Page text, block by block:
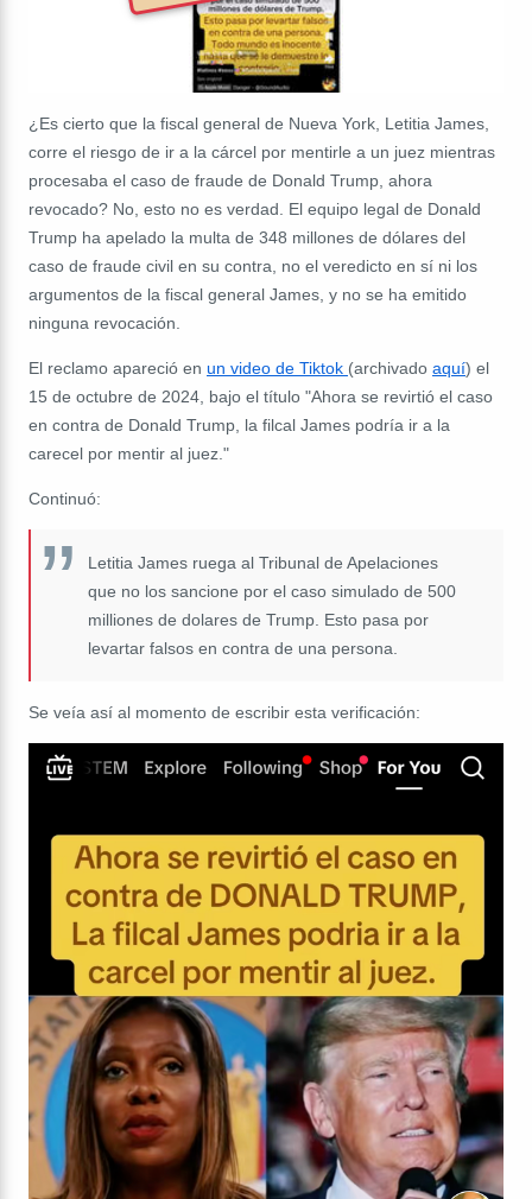
¿Es cierto que la fiscal general de Nueva York, Letitia James,
corre el riesgo de ir a la cárcel por mentirle a un juez mientras
procesaba el caso de fraude de Donald Trump, ahora
revocado? No, esto no es verdad. El equipo legal de Donald
Trump ha apelado la multa de 348 millones de dólares del
caso de fraude civil en su contra, no el veredicto en sí ni los
argumentos de la fiscal general James, y no se ha emitido
ninguna revocación.
El reclamo apareció en un video de Tiktok (archivado aquí) el
15 de octubre de 2024, bajo el título "Ahora se revirtió el caso
en contra de Donald Trump, la filcal James podría ir a la
carecel por mentir al juez."
Continuó:
Letitia James ruega al Tribunal de Apelaciones
que no los sancione por el caso simulado de 500
milliones de dolares de Trump. Esto pasa por
levartar falsos en contra de una persona.
Se veía así al momento de escribir esta verificación: